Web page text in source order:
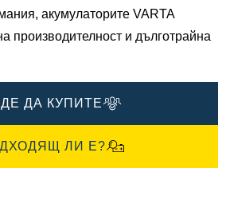
акумулаторите VARTA
производителност и дълготрайна
ДА КУПИТЕ
ЛИ Е?